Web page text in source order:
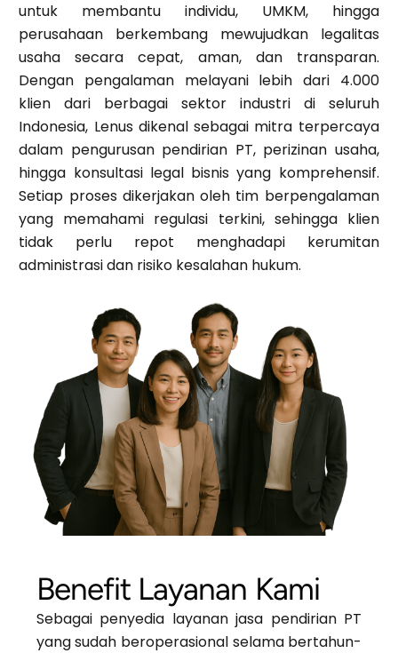
untuk membantu individu, UMKM, hingga
perusahaan berkembang mewujudkan legalitas
usaha secara cepat, aman, dan transparan.
Dengan pengalaman melayani lebih dari 4.000
klien dari berbagai sektor industri di seluruh
Indonesia, Lenus dikenal sebagai mitra terpercaya
dalam pengurusan pendirian PT, perizinan usaha,
hingga konsultasi legal bisnis yang komprehensif.
Setiap proses dikerjakan oleh tim berpengalaman
yang memahami regulasi terkini, sehingga klien
tidak perlu repot menghadapi kerumitan
administrasi dan risiko kesalahan hukum.
Benefit Layanan Kami
Sebagai penyedia layanan jasa pendirian PT
yang sudah beroperasional selama bertahun-